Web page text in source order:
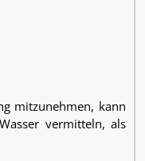
mitzunehmen, kann
vermitteln, als